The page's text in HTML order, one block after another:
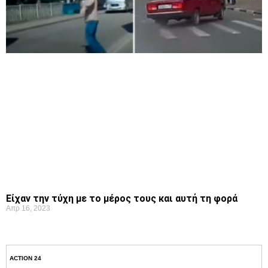
Είχαν την τύχη με το μέρος τους και αυτή τη φορά
Απρ 16, 2023
ACTION 24